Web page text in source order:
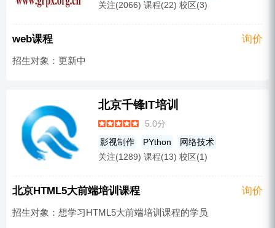
管理通用
C/C++ Html
web前端
关注(2066) 课程(22) 校区(3)
web课程 询价
招生对象：更新中
北京千锋IT培训
5.0分
影视制作 PYthon
网络技术
大数据开发
游戏动漫
软件测试
web前端
关注(1289) 课程(13) 校区(1)
北京HTML5大前端培训课程 询价
招生对象：想学习HTML5大前端培训课程的学员